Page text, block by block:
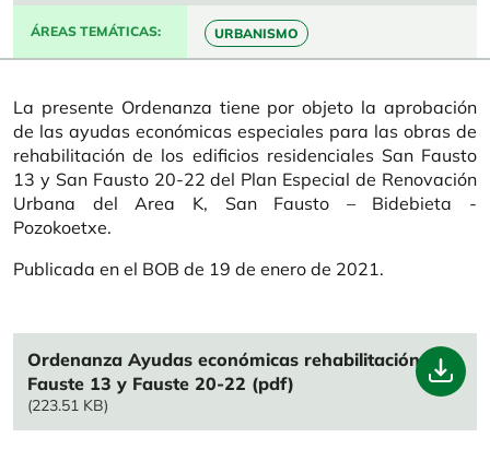
ÁREAS TEMÁTICAS URBANISMO
La presente Ordenanza tiene por objeto la aprobación
de las ayudas económicas especiales para las obras de
rehabilitación de los edificios residenciales San Fausto
13 y San Fausto 20-22 del Plan Especial de Renovación
Urbana del Area K, San Fausto – Bidebieta -
Pozokoetxe.
Publicada en el BOB de 19 de enero de 2021.
File
Ordenanza Ayudas económicas rehabilitación
Fauste 13 y Fauste 20-22 (pdf)
(223.51 KB)